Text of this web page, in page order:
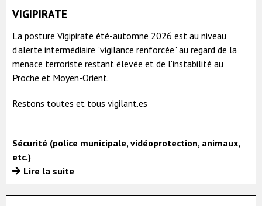
VIGIPIRATE
La posture Vigipirate été-automne 2026 est au niveau
d'alerte intermédiaire "vigilance renforcée" au regard de la
menace terroriste restant élevée et de l'instabilité au
Proche et Moyen-Orient.
Restons toutes et tous vigilant.es
Sécurité (police municipale, vidéoprotection, animaux,
etc.)
Lire la suite